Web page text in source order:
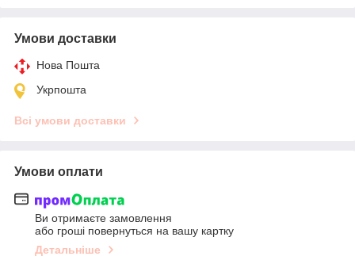
Умови доставки
Нова Пошта
Укрпошта
Всі умови доставки
Умови оплати
Ви отримаєте замовлення
або гроші повернуться на вашу картку
Детальніше